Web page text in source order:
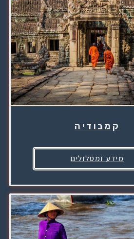
קמבודיה
מידע ומסלולים